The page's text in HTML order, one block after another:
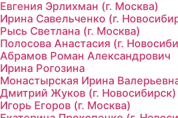
Евгения Эрлихман (г. Москва)
Ирина Савельченко (г.
Рысь Светлана (г. Москва)
Полосова Анастасия (г.
Абрамов Роман Александрович
Ирина Рогозина
Монастырская Ирина
Дмитрий Жуков (г. Новосибирск)
Игорь Егоров (г. Москва)